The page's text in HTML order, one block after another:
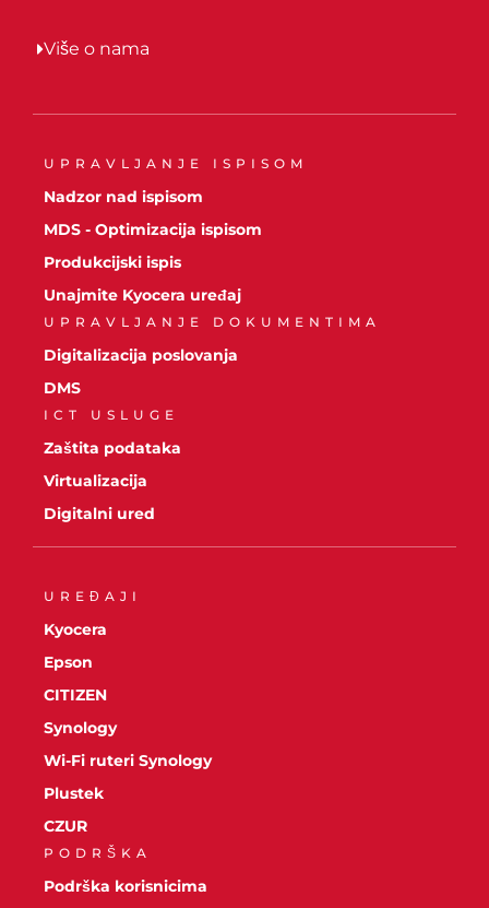
Više o nama
UPRAVLJANJE ISPISOM
Nadzor nad ispisom
MDS - Optimizacija ispisom
Produkcijski ispis
Unajmite Kyocera uređaj
UPRAVLJANJE DOKUMENTIMA
Digitalizacija poslovanja
DMS
ICT USLUGE
Zaštita podataka
Virtualizacija
Digitalni ured
UREĐAJI
Kyocera
Epson
CITIZEN
Synology
Wi-Fi ruteri Synology
Plustek
CZUR
PODRŠKA
Podrška korisnicima